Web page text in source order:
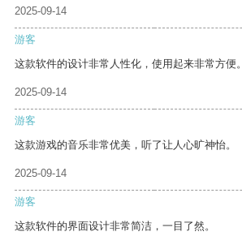
2025-09-14
游客
这款软件的设计非常人性化，使用起来非常方便。
2025-09-14
游客
这款游戏的音乐非常优美，听了让人心旷神怡。
2025-09-14
游客
这款软件的界面设计非常简洁，一目了然。